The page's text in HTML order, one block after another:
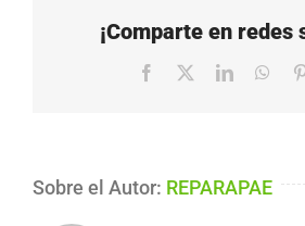
¡Comparte en redes
Facebook LinkedIn
Sobre el Autor: REPARAPAE